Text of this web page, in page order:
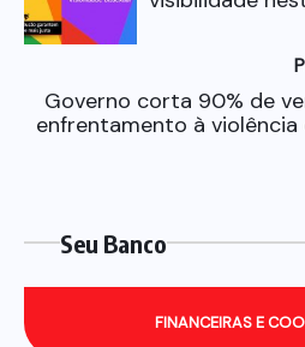
Governo corta 90% de
enfrentamento à
Seu Banco
FINANCEIRAS E